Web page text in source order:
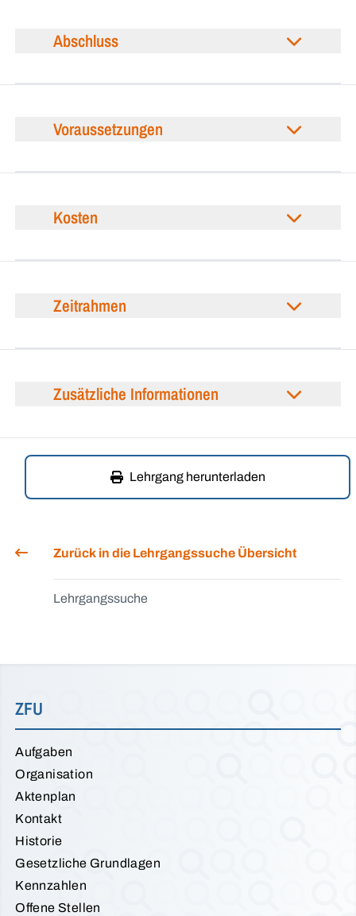
Abschluss
Voraussetzungen
Kosten
Zeitrahmen
Zusätzliche Informationen
Lehrgang herunterladen
Zurück in die Lehrgangssuche Übersicht
Lehrgangssuche
ZFU
Aufgaben
Organisation
Aktenplan
Kontakt
Historie
Gesetzliche Grundlagen
Kennzahlen
Offene Stellen